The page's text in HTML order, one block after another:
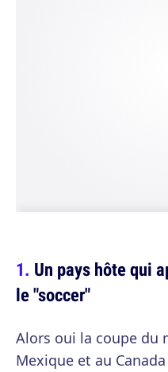
Un pays hôte qui
le "soccer"
Alors oui la coupe du
Mexique et au